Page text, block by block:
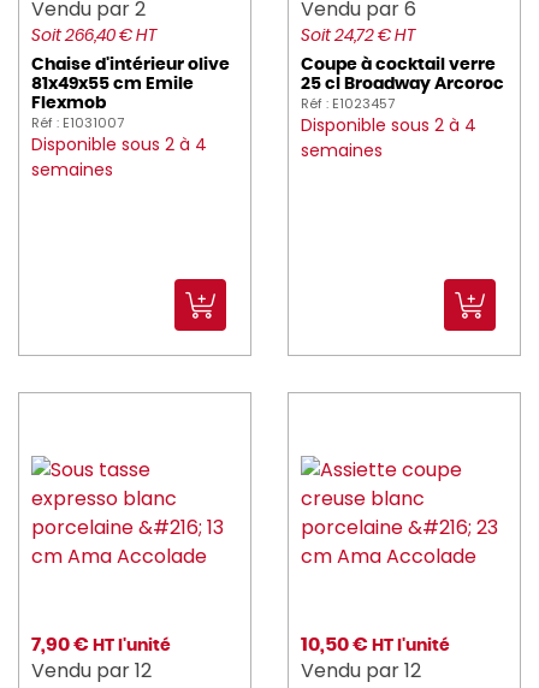
essentialcollection (151)
ETERNUM (213)
EXEOL (18)
GASTRONUM (5)
GILAC (136)
gimetal (23)
HAIKU (6)
Vendu par 2
Soit 266,40 € HT
Chaise d'intérieur olive
81x49x55 cm Emile
Flexmob
Réf : E1031007
Disponible sous 2 à 4
semaines
Vendu par 6
Soit 24,72 € HT
Coupe à cocktail verre
25 cl Broadway Arcoroc
Réf : E1023457
Disponible sous 2 à 4
semaines
7,90 € HT l'unité
Vendu par 12
10,50 € HT l'unité
Vendu par 12